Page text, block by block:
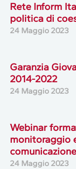
Rete Inform
politica di
24 Maggio 2023
Garanzia
2014-2022
24 Maggio 2023
Webinar
monitoraggio
comunicazione
24 Maggio 2023